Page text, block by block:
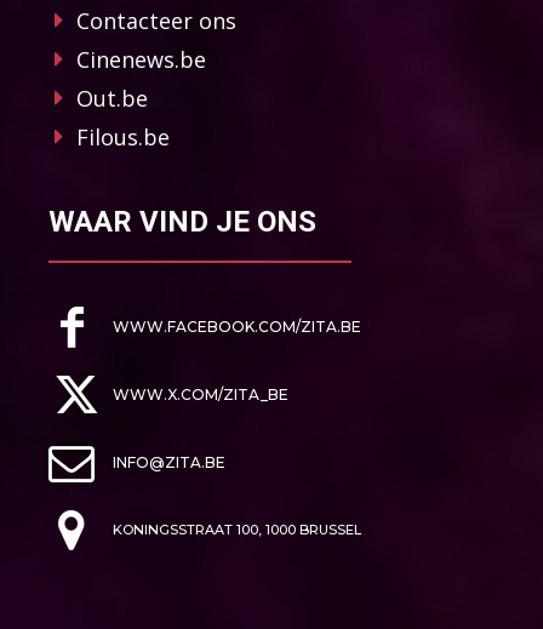
Contacteer ons
Cinenews.be
Out.be
Filous.be
WAAR VIND JE ONS
WWW.FACEBOOK.COM/ZITA.BE
WWW.X.COM/ZITA_BE
INFO@ZITA.BE
KONINGSSTRAAT 100, 1000 BRUSSEL